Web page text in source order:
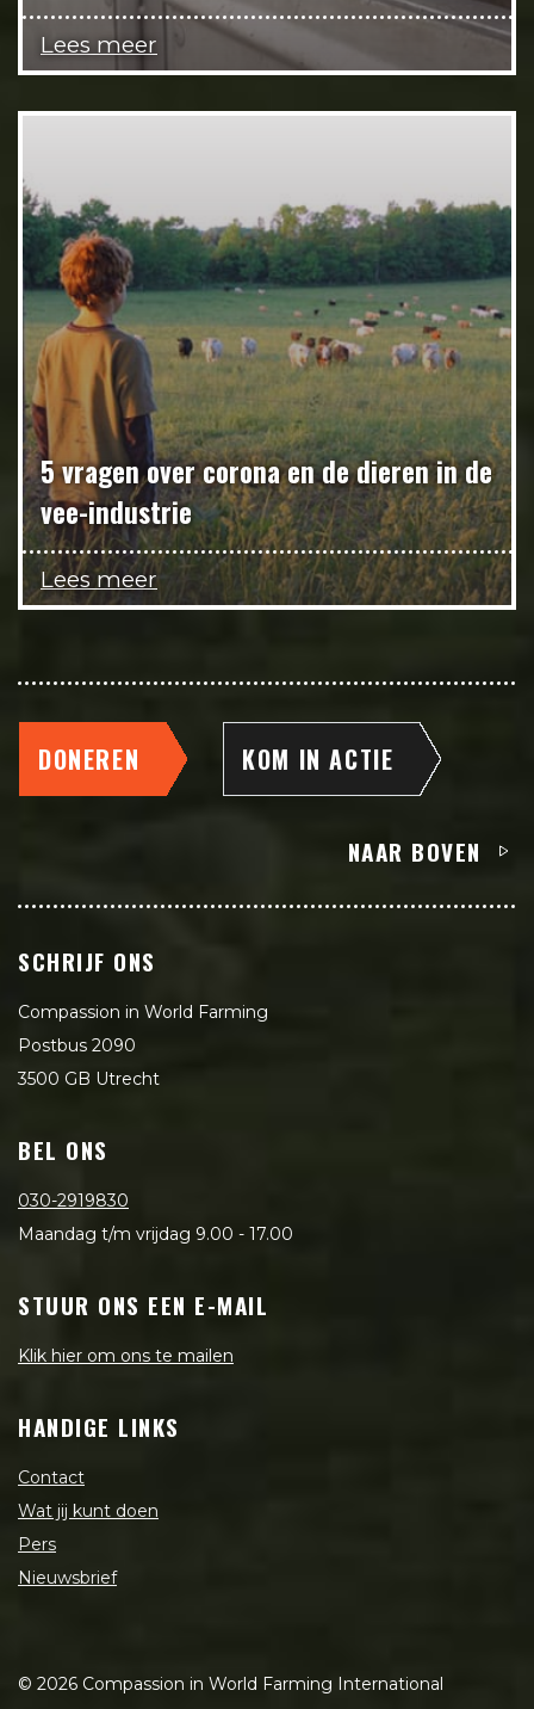
Lees meer
5 vragen over corona en de dieren in de
vee-industrie
Lees meer
DONEREN KOM IN ACTIE
NAAR BOVEN
SCHRIJF ONS
Compassion in World Farming
Postbus 2090
3500 GB Utrecht
BEL ONS
030-2919830
Maandag t/m vrijdag 9.00 - 17.00
STUUR ONS EEN E-MAIL
Klik hier om ons te mailen
HANDIGE LINKS
Contact
Wat jij kunt doen
Pers
Nieuwsbrief
© 2026 Compassion in World Farming International